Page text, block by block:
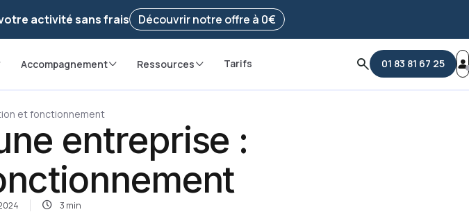
🚀 Reprendre ma démarche
activité sans frais Découvrir notre offre à 0€
Accompagnement Ressources Tarifs 01 83 81 67 25
et fonctionnement
entreprise :
3 min